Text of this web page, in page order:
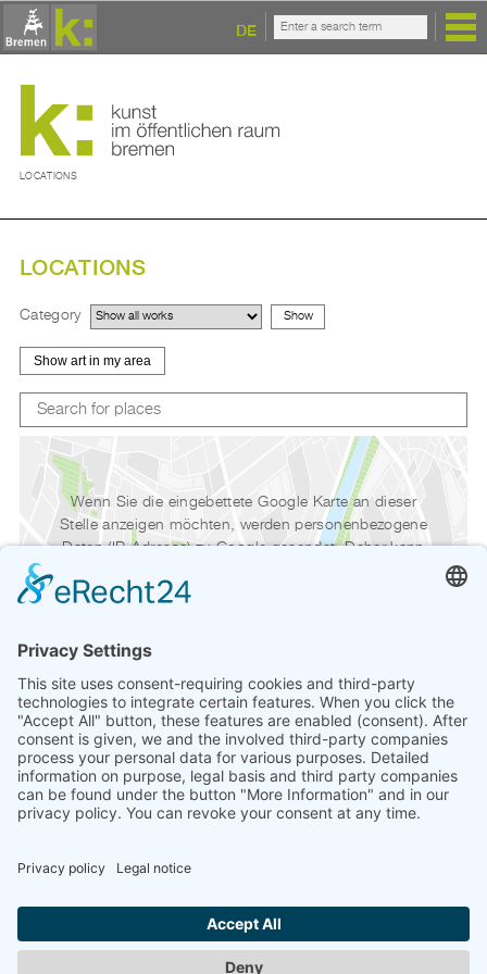
DE
LOCATIONS
LOCATIONS
Category
Show art in my area
Wenn Sie die eingebettete Google Karte an dieser
Stelle anzeigen möchten, werden personenbezogene
Daten (IP-Adresse) zu Google gesendet. Daher kann
Cookie auf Ihrem Computer gesetzt, um dieser
Website zu erlauben, Google Maps in ihrem Browser
anzuzeigen. Das Cookie speichert keine
personenbezogenen Daten, es merkt sich lediglich,
dass Sie der Anzeige der Map zugestimmt haben.
Erfahren Sie mehr über diesen Aspekt der
Datenschutzeinstellungen auf dieser Seite:
Karte anzeigen